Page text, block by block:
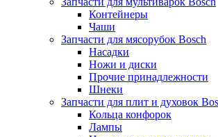
Контейнеры
Чаши
Запчасти для мясорубок Bosch
Насадки
Ножи и диски
Прочие принадлежности
Шнеки
Запчасти для плит и духовок
Кольца конфорок
Лампы